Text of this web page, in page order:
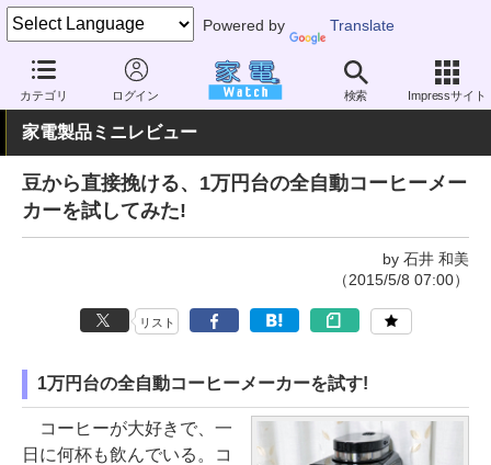
Powered by Translate
カテゴリ ログイン 検索 Impressサイト
家電 Watch 生活家電 キッチン家電 コーヒーメーカー
家電製品ミニレビュー
豆から直接挽ける、1万円台の全自動コーヒーメー
カーを試してみた!
by 石井 和美
（2015/5/8 07:00）
リスト
1万円台の全自動コーヒーメーカーを試す!
コーヒーが大好きで、一
日に何杯も飲んでいる。コ